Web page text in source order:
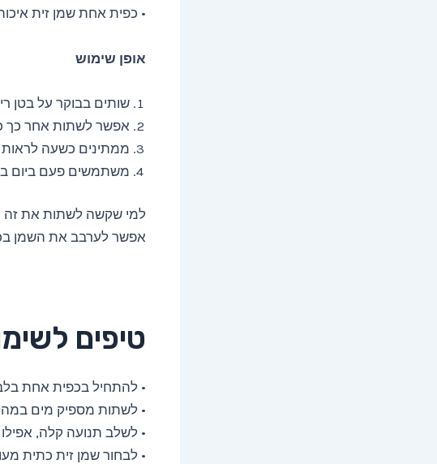
• כפית אחת שמן זית
אופן שימוש
שותים בבוקר על בטן
אפשר לשתות אחר כך
ממתינים כשעה לראות
משתמשים פעם ביום
למי שקשה לשתות את זה
אפשר לערבב את השמן
טיפים
• להתחיל בכפית אחת
• לשתות מספיק מים
• לשלב תנועה קלה, אפילו
• לבחור שמן זית כתית